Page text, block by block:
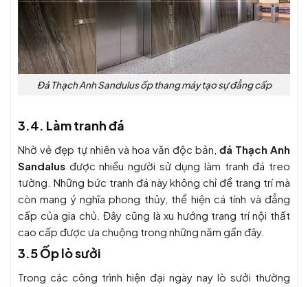
Đá Thạch Anh Sandulus ốp thang máy tạo sự đẳng cấp
3.4. Làm tranh đá
Nhờ vẻ đẹp tự nhiên và hoa văn độc bản, đá Thạch Anh
Sandalus được nhiều người sử dụng làm tranh đá treo
tường . Những bức tranh đá này không chỉ để trang trí mà
còn mang ý nghĩa phong thủy, thể hiện cá tính và đẳng
cấp của gia chủ. Đây cũng là xu hướng trang trí nội thất
cao cấp được ưa chuộng trong những năm gần đây.
3.5 Ốp lò sưởi
Trong các công trình hiện đại ngày nay lò sưởi thường